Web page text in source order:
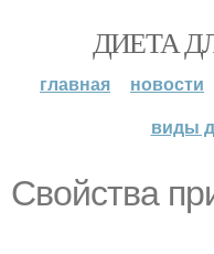
ДИЕТА
главная новости
виды
Свойства